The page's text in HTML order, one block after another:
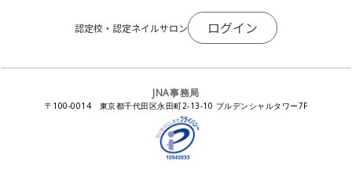
JNAオフィシャル教材
全日本ネイリスト選手権・地区大会
11月ネイル月間
JNAネイルサロン等化学物質管理講習会
ネイルサロン向けセミナー
コンプライアンス／法令遵守
瞬間接着剤の使用について
EUにおけるTPO成分を含む化粧品の市場提供禁止について
景品表示法に基づく措置命令について
サポートネイルサロン制度
教材・書籍・刊行物
認定校・認定ネイルサロン ログイン
JNA事務局
〒100-0014 東京都千代田区永田町2-13-10 プルデンシャルタワー7F